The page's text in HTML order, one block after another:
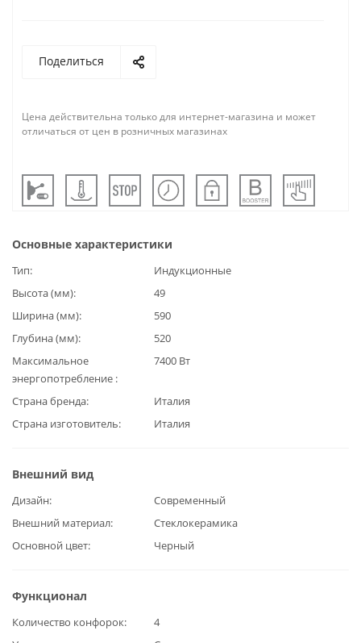
Поделиться
Цена действительна только для интернет-магазина и может
отличаться от цен в розничных магазинах
Основные характеристики
Тип
Индукционные
Высота (мм)
49
Ширина (мм)
590
Глубина (мм)
520
Максимальное
энергопотребление
7400 Вт
Страна бренда
Италия
Страна изготовитель
Италия
Внешний вид
Дизайн
Современный
Внешний материал
Стеклокерамика
Основной цвет
Черный
Функционал
Количество конфорок
4